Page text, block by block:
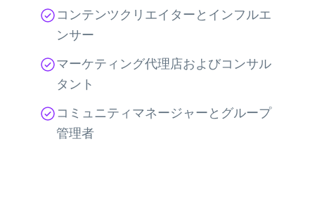
コンテンツクリエイターとインフルエ
ンサー
マーケティング代理店およびコンサル
タント
コミュニティマネージャーとグループ
管理者